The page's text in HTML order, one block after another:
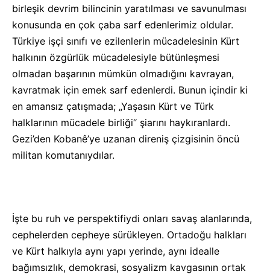
birleşik devrim bilincinin yaratılması ve savunulması
konusunda en çok çaba sarf edenlerimiz oldular.
Türkiye işçi sınıfı ve ezilenlerin mücadelesinin Kürt
halkının özgürlük mücadelesiyle bütünleşmesi
olmadan başarının mümkün olmadığını kavrayan,
kavratmak için emek sarf edenlerdi. Bunun içindir ki
en amansız çatışmada; „Yaşasın Kürt ve Türk
halklarının mücadele birliği“ şiarını haykıranlardı.
Gezi’den Kobanê’ye uzanan direniş çizgisinin öncü
militan komutanıydılar.
İşte bu ruh ve perspektifiydi onları savaş alanlarında,
cephelerden cepheye sürükleyen. Ortadoğu halkları
ve Kürt halkıyla aynı yapı yerinde, aynı idealle
bağımsızlık, demokrasi, sosyalizm kavgasının ortak